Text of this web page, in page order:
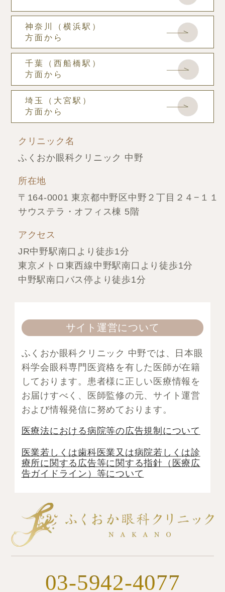
神奈川（横浜駅）
方面から
千葉（西船橋駅）
方面から
埼玉（大宮駅）
方面から
クリニック名
ふくおか眼科クリニック 中野
所在地
〒164-0001 東京都中野区中野２丁目２４−１１
サウステラ・オフィス棟 5階
アクセス
JR中野駅南口より徒歩1分
東京メトロ東西線中野駅南口より徒歩1分
中野駅南口バス停より徒歩1分
サイト運営について
ふくおか眼科クリニック 中野では、日本眼
科学会眼科専門医資格を有した医師が在籍
しております。患者様に正しい医療情報を
お届けすべく、医師監修の元、サイト運営
および情報発信に努めております。
医療法における病院等の広告規制について
医業若しくは⻭科医業⼜は病院若しくは診
療所に関する広告等に関する指針（医療広
告ガイドライン）等について
03-5942-4077